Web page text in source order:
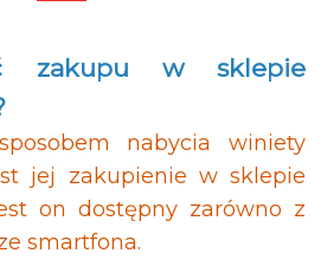
zakupu w sklepie
nabycia winiety
jej zakupienie w sklepie
on dostępny zarówno z
smartfona.